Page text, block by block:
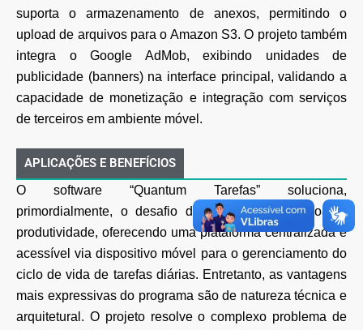
suporta o armazenamento de anexos, permitindo o
upload de arquivos para o Amazon S3. O projeto também
integra o Google AdMob, exibindo unidades
de
publicidade (banners) na interface principal, validando a
capacidade de monetização e integração com serviços
de terceiros em ambiente móvel.
APLICAÇÕES E BENEFÍCIOS
O software “Quantum Tarefas” soluciona,
primordialmente, o desafio da organização pessoal e
produtividade, oferecendo uma plataforma centralizada e
acessível via dispositivo móvel para o gerenciamento do
ciclo de vida de tarefas diárias. Entretanto, as vantagens
mais expressivas do programa são de natureza técnica e
arquitetural. O projeto resolve o complexo problema de